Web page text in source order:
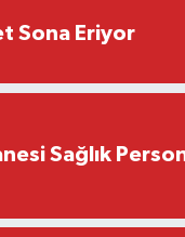
Sona Eriyor
Sağlık